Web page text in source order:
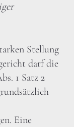
Stellung
darf die
1 Satz 2
Eine